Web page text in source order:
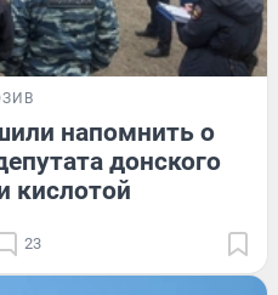
напомнить о
донского
кислотой
23